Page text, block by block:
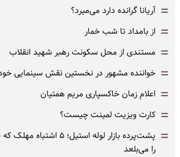
= آریانا گرانده دارد می‌میرد؟
= از بامداد تا شب خمار
= مستندی از محل سکونت رهبر شهید انقلاب
= خواننده مشهور در نخستین نقش سینمایی
= اعلام زمان خاکسپاری مریم همتیان
= کارت ویزیت لمینت چیست؟
=
پشت‌پرده بازار لوله
را می‌بلعد